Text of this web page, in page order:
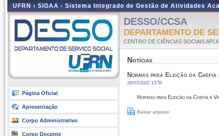
UFRN › SIGAA - Sistema Integrado de Gestão de Atividades
Página Oficial
Apresentação
Corpo Administrativo
Corpo Docente
DESSO/CCSA
DEPARTAMENTO DE
CENTRO DE CIÊNCIAS SOCIAIS
Notícias
Normas para Eleição da
28/07/2022 13:50
Normas para Eleição da Chefia e
Baixar arquivo